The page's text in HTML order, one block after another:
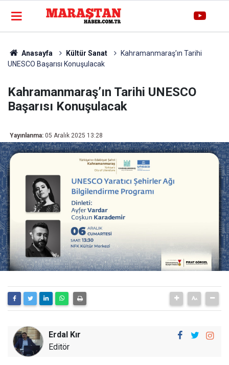
Anasayfa Kültür Sanat
Kahramanmaraş’ın Tarihi
UNESCO Başarısı Konuşulacak
Kahramanmaraş’ın Tarihi UNESCO
Başarısı Konuşulacak
Yayınlanma: 05 Aralık 2025 13:28
Erdal Kır
Editör